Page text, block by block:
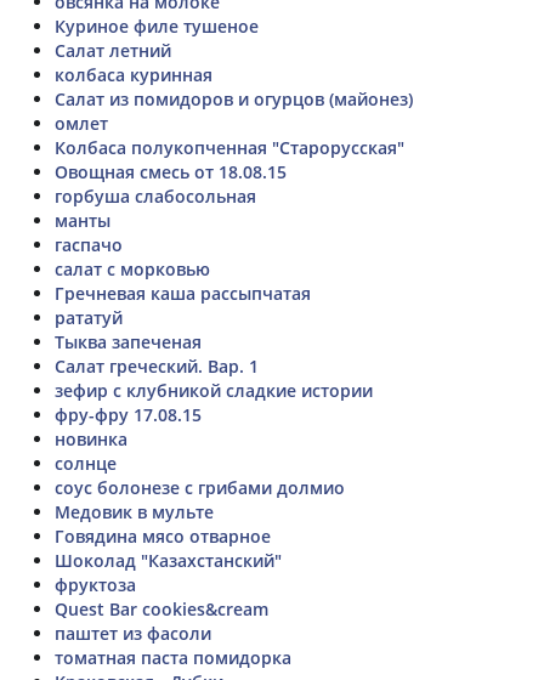
Куриное филе тушеное
Салат летний
колбаса куринная
Салат из помидоров и огурцов (майонез)
омлет
Колбаса полукопченная "Старорусская"
Овощная смесь от 18.08.15
горбуша слабосольная
манты
гаспачо
салат с морковью
Гречневая каша рассыпчатая
рататуй
Тыква запеченая
Салат греческий. Вар. 1
зефир с клубникой сладкие истории
фру-фру 17.08.15
новинка
солнце
соус болонезе с грибами долмио
Медовик в мульте
Говядина мясо отварное
Шоколад "Казахстанский"
фруктоза
Quest Bar cookies&cream
паштет из фасоли
томатная паста помидорка